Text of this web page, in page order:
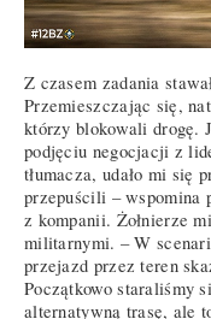
Z czasem zadania
Przemieszczając się,
którzy blokowali drogę.
podjęciu negocjacji z
tłumacza, udało mi się
przepuścili – wspomina
z kompanii. Żołnierze
militarnymi. – W
przejazd przez teren
Początkowo staraliśmy
alternatywną trasę, ale